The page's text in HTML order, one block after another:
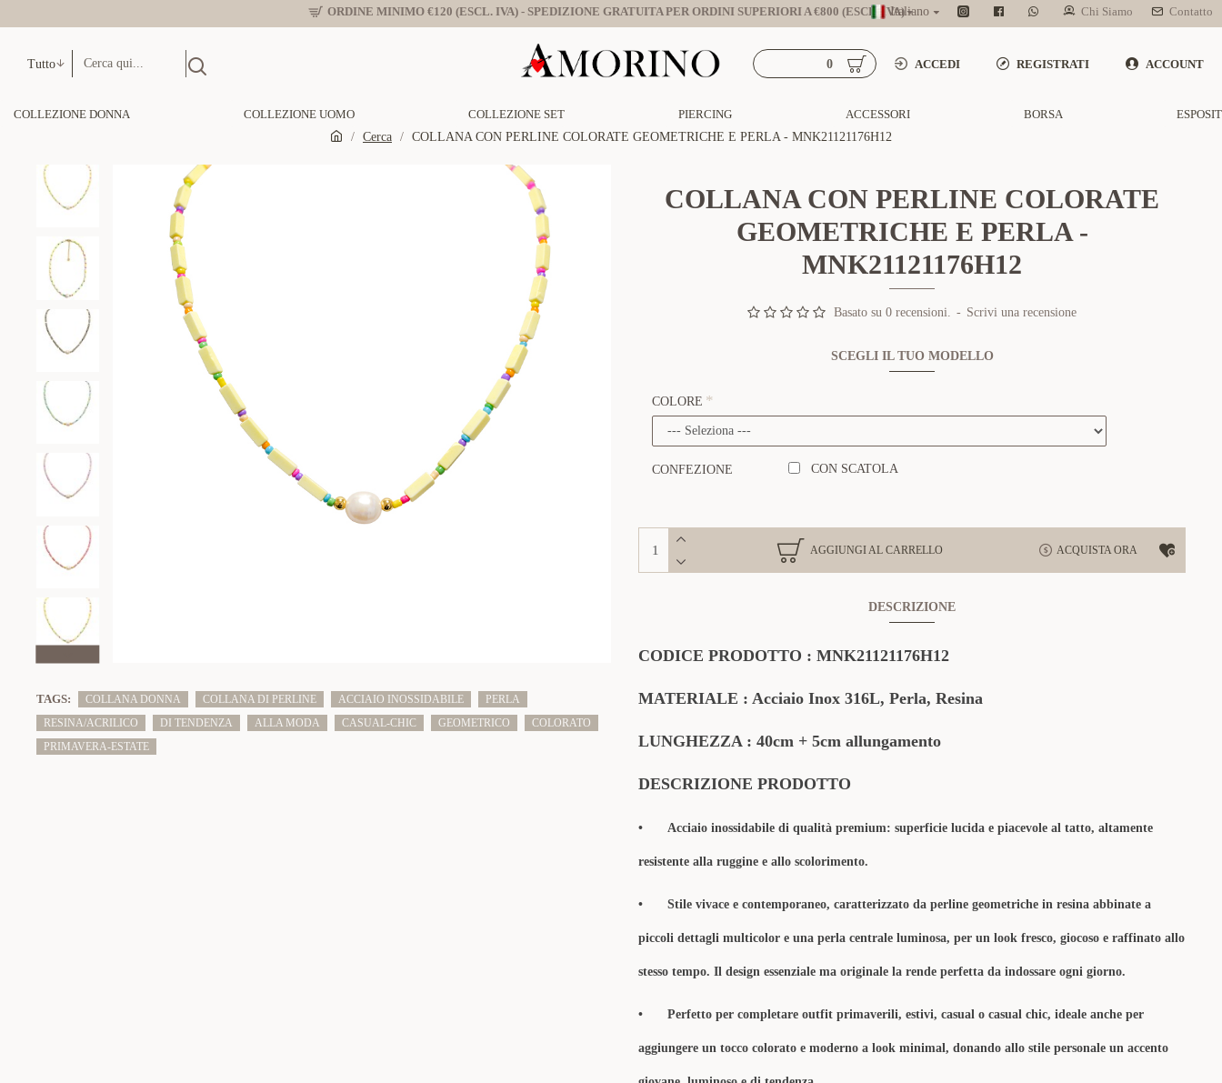
ORDINE MINIMO €120 (ESCL. IVA) - SPEDIZIONE GRATUITA PER ORDINI SUPERIORI A €800 (ESCL. IVA)Italiano Chi Siamo Contatto
Tutto ACCEDI REGISTRATI ACCOUNT
0
COLLEZIONE DONNA COLLEZIONE UOMO COLLEZIONE SET PIERCING ACCESSORI BORSA
Cerca
COLLANA CON PERLINE COLORATE GEOMETRICHE E PERLA - MNK21121176H12
TAGS: COLLANA DONNA COLLANA DI PERLINE ACCIAIO INOSSIDABILE
PERLA
RESINA/ACRILICO
DI TENDENZA ALLA MODA CASUAL-CHIC GEOMETRICO
COLORATO
PRIMAVERA-ESTATE
COLLANA CON PERLINE COLORATE
GEOMETRICHE E PERLA -
MNK21121176H12
Basato su 0 recensioni. - Scrivi una recensione
SCEGLI IL TUO MODELLO
COLORE
CONFEZIONE CON SCATOLA
AGGIUNGI AL CARRELLO ACQUISTA ORA
DESCRIZIONE
CODICE PRODOTTO : MNK21121176H12
MATERIALE : Acciaio Inox 316L, Perla, Resina
LUNGHEZZA : 40cm + 5cm allungamento
DESCRIZIONE PRODOTTO
• Acciaio inossidabile di qualità premium: superficie lucida e piacevole al tatto, altamente
resistente alla ruggine e allo scolorimento.
• Stile vivace e contemporaneo, caratterizzato da perline geometriche in resina abbinate a
piccoli dettagli multicolor e una perla centrale luminosa, per un look fresco, giocoso e raffinato allo
stesso tempo. Il design essenziale ma originale la rende perfetta da indossare ogni giorno.
• Perfetto per completare outfit primaverili, estivi, casual o casual chic, ideale anche per
aggiungere un tocco colorato e moderno a look minimal, donando allo stile personale un accento